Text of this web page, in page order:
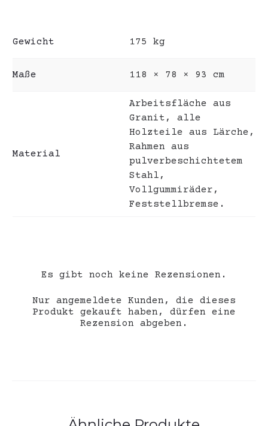
Gewicht 175 kg
Maße 118 × 78 × 93 cm
Material
Arbeitsfläche aus
Granit, alle
Holzteile aus Lärche,
Rahmen aus
pulverbeschichtetem
Stahl,
Vollgummiräder,
Feststellbremse.
Es gibt noch keine Rezensionen.
Nur angemeldete Kunden, die dieses
Produkt gekauft haben, dürfen eine
Rezension abgeben.